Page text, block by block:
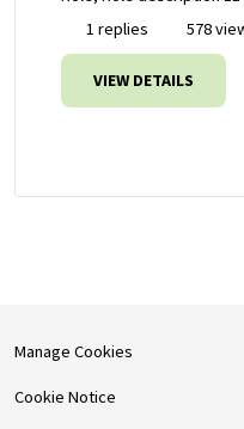
1 replies
578
VIEW DETAILS
Manage Cookies
Cookie Notice